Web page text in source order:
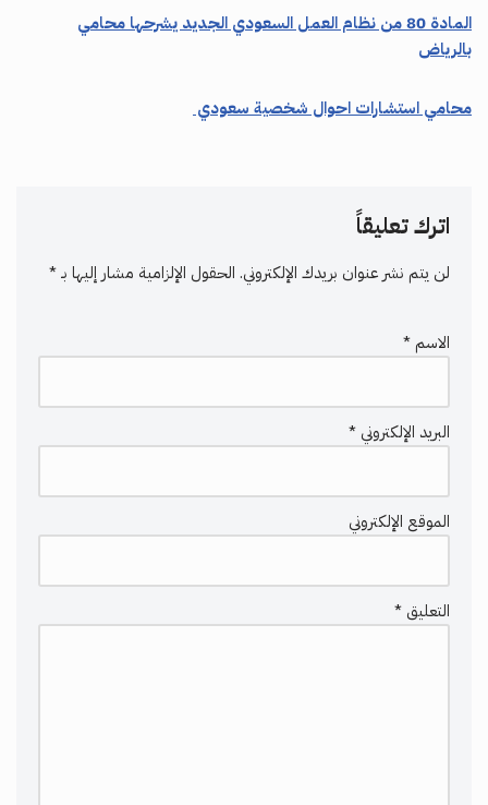
المادة 80 من نظام العمل السعودي الجديد يشرحها محامي
بالرياض
محامي استشارات احوال شخصية سعودي
اترك تعليقاً
لن يتم نشر عنوان بريدك الإلكتروني. الحقول الإلزامية مشار إليها بـ*
الاسم*
البريد الإلكتروني *
الموقع الإلكتروني
التعليق *